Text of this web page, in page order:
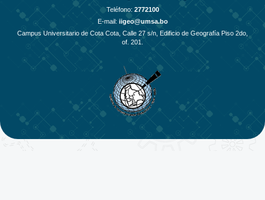
Teléfono: 2772100
E-mail: iigeo@umsa.bo
Campus Universitario de Cota Cota, Calle 27 s/n, Edificio de Geografía Piso 2do,
of. 201.